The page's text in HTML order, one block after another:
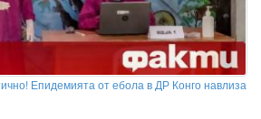
Епидемията от ебола в ДР Конго навлиза